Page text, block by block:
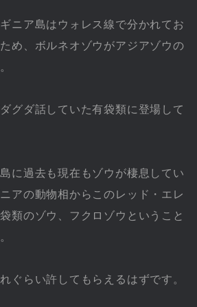
ニア島はウォレス線で分かれてお
め、ボルネオゾウがアジアゾウの
グダ話していた有袋類に登場して
に過去も現在もゾウが棲息してい
アの動物相からこのレッド・エレ
類のゾウ、フクロゾウということ
ぐらい許してもらえるはずです。